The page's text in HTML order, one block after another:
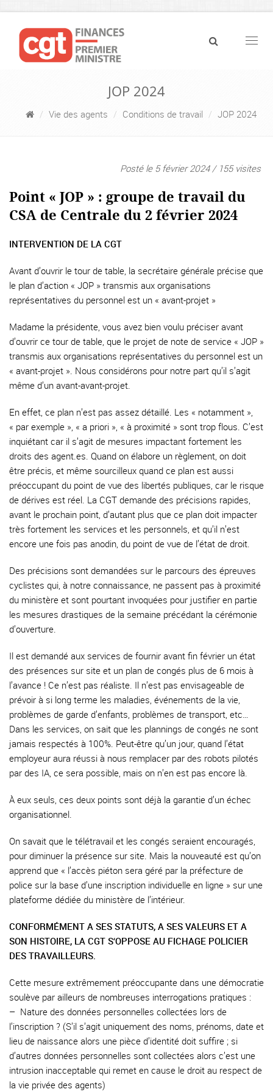
JOP 2024
Vie des agents Conditions de travail JOP 2024
Posté le 5 février 2024 / 155 visites
Point « JOP » : groupe de travail du
CSA de Centrale du 2 février 2024
INTERVENTION DE LA CGT
Avant d’ouvrir le tour de table, la secrétaire générale précise que
le plan d’action « JOP » transmis aux organisations
représentatives du personnel est un « avant-projet »
Madame la présidente, vous avez bien voulu préciser avant
d’ouvrir ce tour de table, que le projet de note de service « JOP »
transmis aux organisations représentatives du personnel est un
« avant-projet ». Nous considérons pour notre part qu’il s’agit
même d’un avant-avant-projet.
En effet, ce plan n’est pas assez détaillé. Les « notamment »,
« par exemple », « a priori », « à proximité » sont trop flous. C’est
inquiétant car il s’agit de mesures impactant fortement les
droits des agent.es. Quand on élabore un règlement, on doit
être précis, et même sourcilleux quand ce plan est aussi
préoccupant du point de vue des libertés publiques, car le risque
de dérives est réel. La CGT demande des précisions rapides,
avant le prochain point, d’autant plus que ce plan doit impacter
très fortement les services et les personnels, et qu’il n’est
encore une fois pas anodin, du point de vue de l’état de droit.
Des précisions sont demandées sur le parcours des épreuves
cyclistes qui, à notre connaissance, ne passent pas à proximité
du ministère et sont pourtant invoquées pour justifier en partie
les mesures drastiques de la semaine précédant la cérémonie
d’ouverture.
Il est demandé aux services de fournir avant fin février un état
des présences sur site et un plan de congés plus de 6 mois à
l’avance ! Ce n’est pas réaliste. Il n’est pas envisageable de
prévoir à si long terme les maladies, événements de la vie,
problèmes de garde d’enfants, problèmes de transport, etc…
Dans les services, on sait que les plannings de congés ne sont
jamais respectés à 100%. Peut-être qu’un jour, quand l’état
employeur aura réussi à nous remplacer par des robots pilotés
par des IA, ce sera possible, mais on n’en est pas encore là.
À eux seuls, ces deux points sont déjà la garantie d’un échec
organisationnel.
On savait que le télétravail et les congés seraient encouragés,
pour diminuer la présence sur site. Mais la nouveauté est qu’on
apprend que « l’accès piéton sera géré par la préfecture de
police sur la base d’une inscription individuelle en ligne » sur une
plateforme dédiée du ministère de l’intérieur.
CONFORMÉMENT A SES STATUTS, A SES VALEURS ET A
SON HISTOIRE, LA CGT S‘OPPOSE AU FICHAGE POLICIER
DES TRAVAILLEURS.
Cette mesure extrêmement préoccupante dans une démocratie
soulève par ailleurs de nombreuses interrogations pratiques :
– Nature des données personnelles collectées lors de
l’inscription ? (S’il s’agit uniquement des noms, prénoms, date et
lieu de naissance alors une pièce d’identité doit suffire ; si
d’autres données personnelles sont collectées alors c’est une
intrusion inacceptable qui remet en cause le droit au respect de
la vie privée des agents)